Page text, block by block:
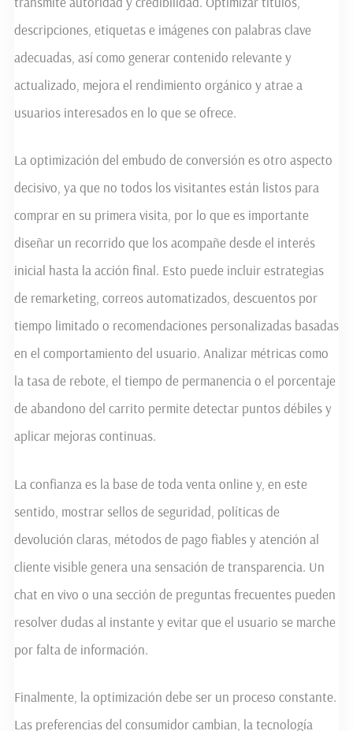
descripciones, etiquetas e imágenes con palabras clave
adecuadas, así como generar contenido relevante y
actualizado, mejora el rendimiento orgánico y atrae a
usuarios interesados en lo que se ofrece.
La optimización del embudo de conversión es otro aspecto
decisivo, ya que no todos los visitantes están listos para
comprar en su primera visita, por lo que es importante
diseñar un recorrido que los acompañe desde el interés
inicial hasta la acción final. Esto puede incluir estrategias
de remarketing, correos automatizados, descuentos por
tiempo limitado o recomendaciones personalizadas basadas
en el comportamiento del usuario. Analizar métricas como
la tasa de rebote, el tiempo de permanencia o el porcentaje
de abandono del carrito permite detectar puntos débiles y
aplicar mejoras continuas.
La confianza es la base de toda venta online y, en este
sentido, mostrar sellos de seguridad, políticas de
devolución claras, métodos de pago fiables y atención al
cliente visible genera una sensación de transparencia. Un
chat en vivo o una sección de preguntas frecuentes pueden
resolver dudas al instante y evitar que el usuario se marche
por falta de información.
Finalmente, la optimización debe ser un proceso constante.
Las preferencias del consumidor cambian, la tecnología